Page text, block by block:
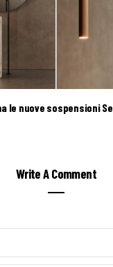
le nuove sospensioni
Write A Comment